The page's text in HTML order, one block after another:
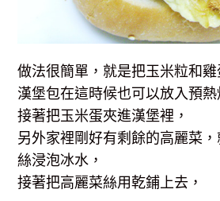
做法很簡單，就是把玉米粒和雞
漢堡包在這時候也可以放入預熱
接著把玉米蛋夾進漢堡裡，
另外家裡剛好有剩餘的高麗菜
絲浸泡冰水，
接著把高麗菜絲用乾鋪上去，